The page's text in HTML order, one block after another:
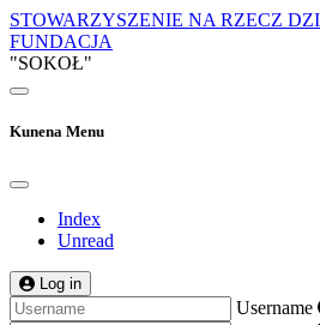
STOWARZYSZENIE NA RZECZ
FUNDACJA
"SOKOŁ"
Kunena Menu
Index
Unread
Log in
Username